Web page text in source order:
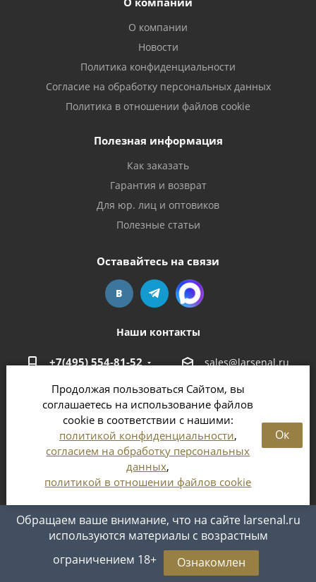
Продолжая пользоваться Сайтом, вы
соглашаетесь на использование файлов
cookie в соответствии с нашими:
политикой конфиденциальности,
согласием на обработку персональных
данных,
политикой в отношении файлов cookie
Ок
Обращаем ваше внимание, что на сайте larsenal.ru
используются материалы с возрастным
ограничением 18+
Ознакомлен
О компании
Новости
Политика конфиденциальности
Согласие на обработку персональных данных
Политика в отношении файлов cookie
Полезная информация
Как заказать
Гарантия и возврат
Для юр. лиц и оптовиков
Полезные статьи
Оставайтесь на связи
Наши контакты
+7(495) 554-81-52 sales@larsenal.ru
Московская область,
г. Люберцы,
ул. Хлебозаводская, 8 Б